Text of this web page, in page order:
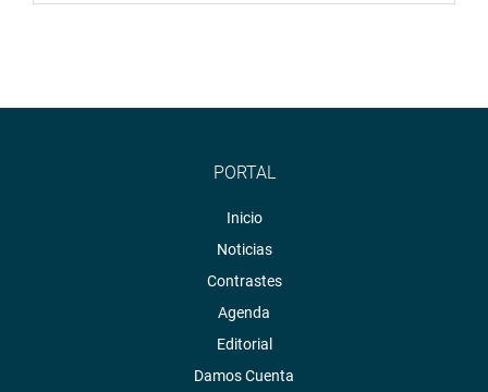
PORTAL
Inicio
Noticias
Contrastes
Agenda
Editorial
Damos Cuenta